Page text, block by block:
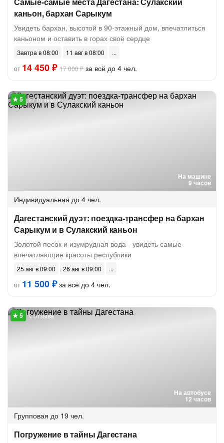
каньон, бархан Сарыкум
Увидеть бархан, высотой в 90-этажный дом, впечатлиться
каньоном и оставить в горах своё сердце
Завтра в 08:00
11 авг в 08:00
от 14 450 ₽ 17 000 ₽ за всё до 4 чел.
На машине
9 часов
27 отзывов
Индивидуальная до 4 чел.
Дагестанский дуэт: поездка-трансфер на бархан
Сарыкум и в Сулакский каньон
Золотой песок и изумрудная вода - увидеть самые
впечатляющие красоты республики
25 авг в 09:00
26 авг в 09:00
от 11 500 ₽за всё до 4 чел.
На автобусе
12 часов
4 отзыва
Групповая до 19 чел.
Погружение в тайны Дагестана